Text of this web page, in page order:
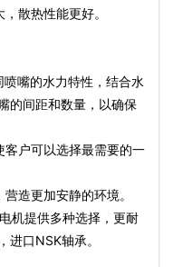
散热性能更好。
嘴的水力特性，结合水
的间距和数量，以确保
户可以选择最需要的一
造更加安静的环境。
机提供多种选择，更耐
进口NSK轴承。